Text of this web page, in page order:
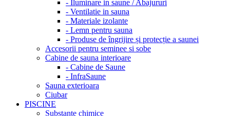
- Iluminare in saune / Abajururi
- Ventilatie in sauna
- Materiale izolante
- Lemn pentru sauna
- Produse de îngrijire și protecție a saunei
Accesorii pentru seminee si sobe
Cabine de sauna interioare
- Cabine de Saune
- InfraSaune
Sauna exterioara
Ciubar
PISCINE
Substante chimice